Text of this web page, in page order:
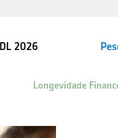
IDL 2026
Longevidade